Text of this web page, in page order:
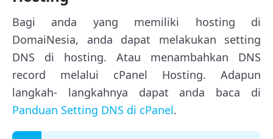
Bagi anda yang memiliki hosting di
DomaiNesia, anda dapat melakukan setting
DNS di hosting. Atau menambahkan DNS
record melalui cPanel Hosting. Adapun
langkah- langkahnya dapat anda baca di
Panduan Setting DNS di cPanel.